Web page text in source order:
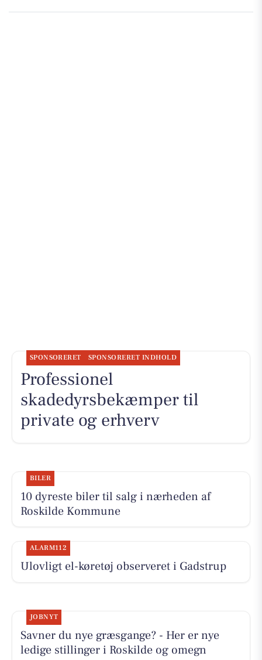
SPONSORERET SPONSORERET INDHOLD
Professionel
skadedyrsbekæmper til
private og erhverv
BILER
10 dyreste biler til salg i nærheden af
Roskilde Kommune
ALARM112
Ulovligt el-køretøj observeret i Gadstrup
JOBNYT
Savner du nye græsgange? - Her er nye
ledige stillinger i Roskilde og omegn